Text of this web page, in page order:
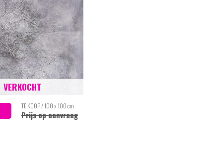
TE KOOP / 100 x 100 cm
Prijs op aanvraag
VERKOCHT